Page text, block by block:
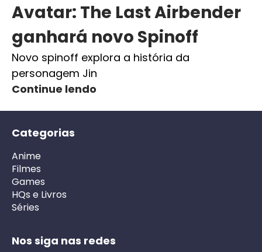
Avatar: The Last Airbender
ganhará novo Spinoff
Novo spinoff explora a história da
personagem Jin
Continue lendo
Categorias
Anime
Filmes
Games
HQs e Livros
Séries
Nos siga nas redes